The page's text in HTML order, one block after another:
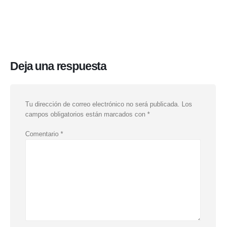
Deja una respuesta
Tu dirección de correo electrónico no será publicada. Los
campos obligatorios están marcados con *
Comentario *